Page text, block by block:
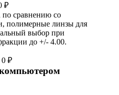
₽
по сравнению со
полимерные линзы для
выбор при
до +/- 4.00.
0 ₽